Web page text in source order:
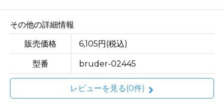
その他の詳細情報
販売価格 6,105円(税込)
型番 bruder-02445
レビューを見る(0件)